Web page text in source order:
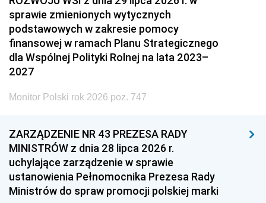
sprawie zmienionych wytycznych
podstawowych w zakresie pomocy
finansowej w ramach Planu Strategicznego
dla Wspólnej Polityki Rolnej na lata 2023–
2027
Monitor Polski rok 2026 poz. 747
ZARZĄDZENIE NR 43 PREZESA RADY
MINISTRÓW z dnia 28 lipca 2026 r.
uchylające zarządzenie w sprawie
ustanowienia Pełnomocnika Prezesa Rady
Ministrów do spraw promocji polskiej marki